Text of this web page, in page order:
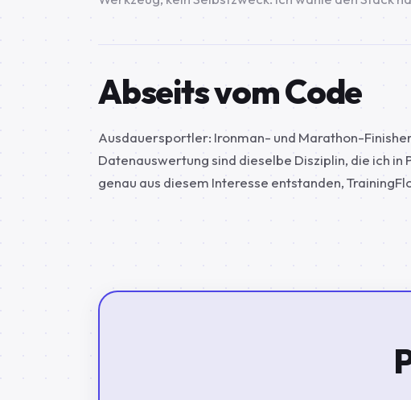
Abseits vom Code
Ausdauersportler: Ironman- und Marathon-
Datenauswertung sind dieselbe Disziplin, die ich
genau aus diesem Interesse entstanden,